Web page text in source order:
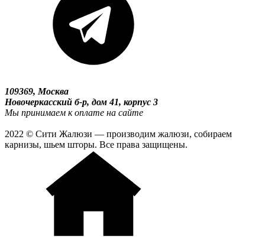
109369, Москва
Новочеркасский б-р, дом 41, корпус 3
Мы принимаем к оплате на сайте
2022 © Сити Жалюзи — производим жалюзи, собираем
карнизы, шьем шторы. Все права защищены.